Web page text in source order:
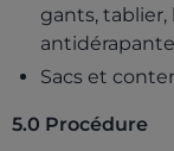
gants,
Sacs et
5.0 Procédure